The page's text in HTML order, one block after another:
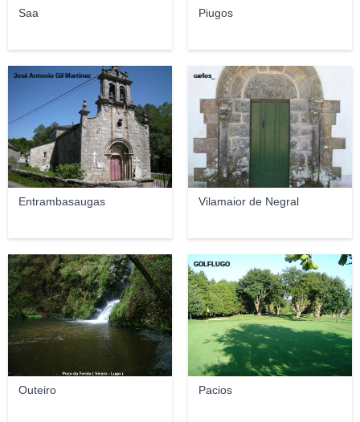
Saa Piugos
Entrambasaugas
José Antonio Gil Martínez
Vilamaior de Negral
carlos_
Outeiro
robmenen
Pacios
GOLFLUGO